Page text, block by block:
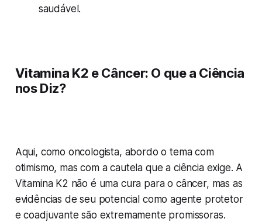
saudável.
Vitamina K2 e Câncer: O que a Ciência
nos Diz?
Aqui, como oncologista, abordo o tema com
otimismo, mas com a cautela que a ciência exige. A
Vitamina K2 não é uma cura para o câncer, mas as
evidências de seu potencial como agente protetor
e coadjuvante são extremamente promissoras.